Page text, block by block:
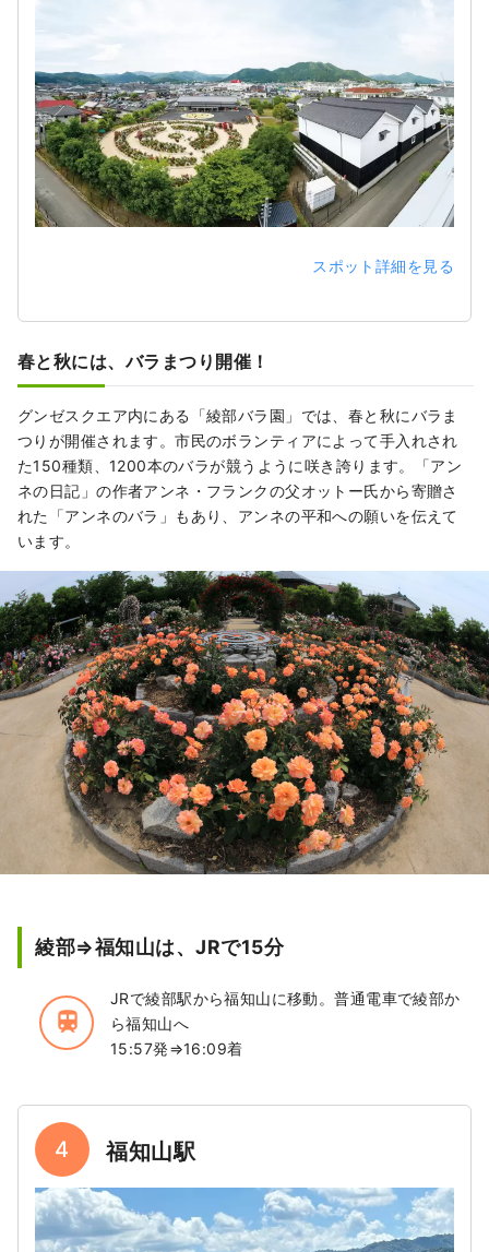
スポット詳細を見る
春と秋には、バラまつり開催！
グンゼスクエア内にある「綾部バラ園」では、春と秋にバラま
つりが開催されます。市民のボランティアによって手入れされ
た150種類、1200本のバラが競うように咲き誇ります。「アン
ネの日記」の作者アンネ・フランクの父オットー氏から寄贈さ
れた「アンネのバラ」もあり、アンネの平和への願いを伝えて
います。
綾部⇒福知山は、JRで15分
train
JRで綾部駅から福知山に移動。普通電車で綾部か
ら福知山へ
15:57発⇒16:09着
4 福知山駅